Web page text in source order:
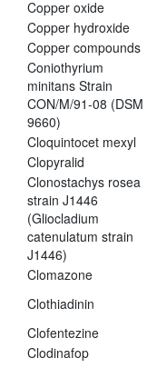
Copper oxide
Copper hydroxide
Copper compounds
Coniothyrium
minitans Strain
CON/M/91-08 (DSM
9660)
Cloquintocet mexyl
Clopyralid
Clonostachys rosea
strain J1446
(Gliocladium
catenulatum strain
J1446)
Clomazone
Clothiadinin
Clofentezine
Clodinafop